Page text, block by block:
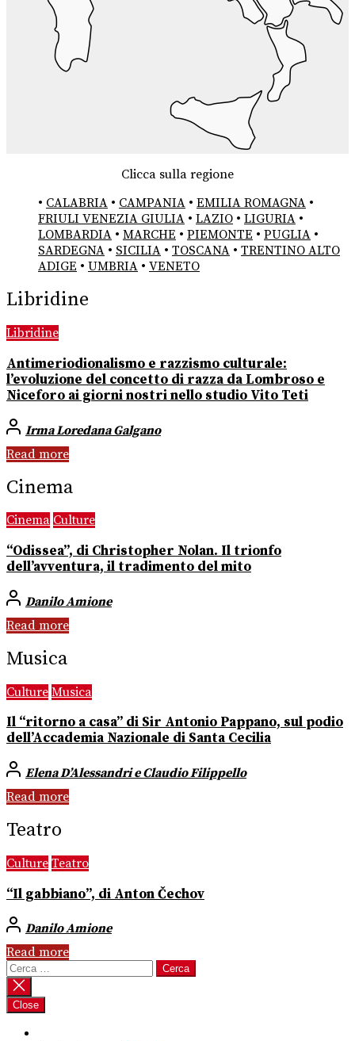
Clicca sulla regione
• CALABRIA • CAMPANIA • EMILIA ROMAGNA •
FRIULI VENEZIA GIULIA • LAZIO • LIGURIA •
LOMBARDIA • MARCHE • PIEMONTE • PUGLIA •
SARDEGNA • SICILIA • TOSCANA • TRENTINO ALTO
ADIGE • UMBRIA • VENETO
Libridine
Libridine
Antimeriodionalismo e razzismo culturale:
l’evoluzione del concetto di razza da Lombroso e
Niceforo ai giorni nostri nello studio Vito Teti
Irma Loredana Galgano
Read more
Cinema
Cinema Culture
“Odissea”, di Christopher Nolan. Il trionfo
dell’avventura, il tradimento del mito
Danilo Amione
Read more
Musica
Culture Musica
Il “ritorno a casa” di Sir Antonio Pappano, sul podio
dell’Accademia Nazionale di Santa Cecilia
Elena D’Alessandri e Claudio Filippello
Read more
Teatro
Culture Teatro
“Il gabbiano”, di Anton Čechov
Danilo Amione
Read more
Ricerca
per:
Close